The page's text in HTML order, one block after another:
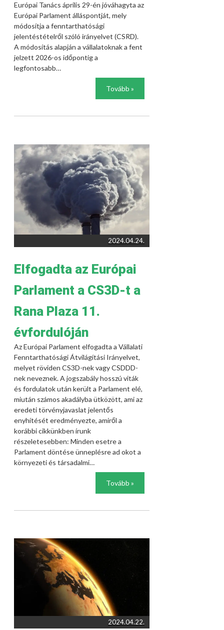
Európai Tanács április 29-én jóváhagyta az
Európai Parlament álláspontját, mely
módosítja a fenntarthatósági
jelentéstételről szóló irányelvet (CSRD).
A módosítás alapján a vállalatoknak a fent
jelzett 2026-os időpontig a
legfontosabb…
Tovább »
2024.04.24.
Elfogadta az Európai
Parlament a CS3D-t a
Rana Plaza 11.
évfordulóján
Az Európai Parlament elfogadta a Vállalati
Fenntarthatósági Átvilágítási Irányelvet,
melyet röviden CS3D-nek vagy CSDDD-
nek neveznek. A jogszabály hosszú viták
és fordulatok után került a Parlament elé,
miután számos akadályba ütközött, ami az
eredeti törvényjavaslat jelentős
enyhítését eredményezte, amiről a
korábbi cikkünkben írunk
részeletesebben: Minden esetre a
Parlament döntése ünneplésre ad okot a
környezeti és társadalmi…
Tovább »
2024.04.22.